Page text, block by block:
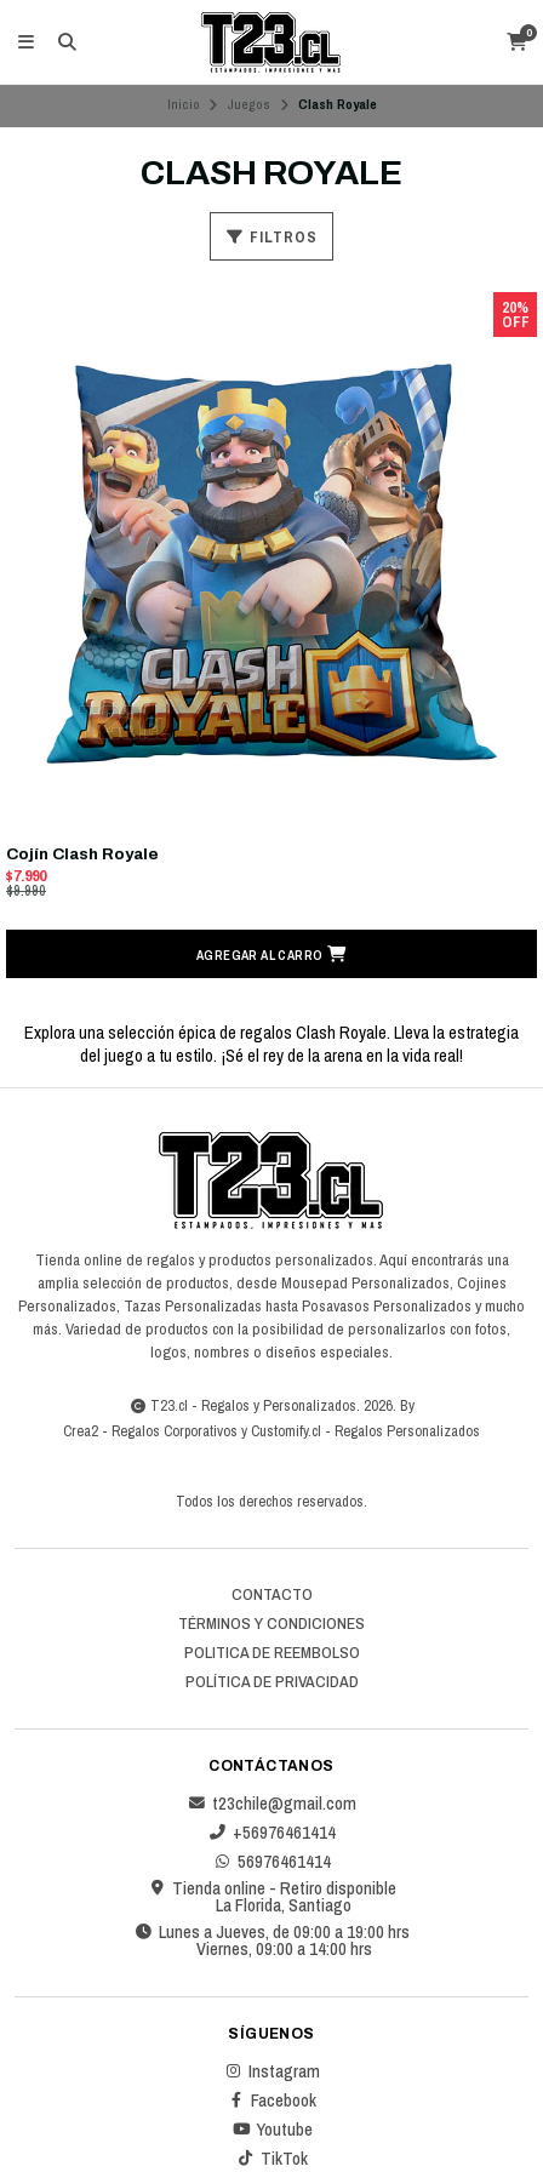
0
Inicio Juegos Clash Royale
CLASH ROYALE
FILTROS
20%
OFF
Cojín Clash Royale
$7.990
$9.990
AGREGAR AL CARRO
Explora una selección épica de regalos Clash Royale. Lleva la estrategia
del juego a tu estilo. ¡Sé el rey de la arena en la vida real!
Tienda online de regalos y productos personalizados. Aquí encontrarás una
amplia selección de productos, desde Mousepad Personalizados, Cojines
Personalizados, Tazas Personalizadas hasta Posavasos Personalizados y mucho
más. Variedad de productos con la posibilidad de personalizarlos con fotos,
logos, nombres o diseños especiales.
T23.cl - Regalos y Personalizados. 2026. By
Crea2 - Regalos Corporativos y Customify.cl - Regalos Personalizados
Todos los derechos reservados.
CONTACTO
TÉRMINOS Y CONDICIONES
POLITICA DE REEMBOLSO
POLÍTICA DE PRIVACIDAD
CONTÁCTANOS
t23chile@gmail.com
+56976461414
56976461414
Tienda online - Retiro disponible
La Florida, Santiago
Lunes a Jueves, de 09:00 a 19:00 hrs
Viernes, 09:00 a 14:00 hrs
SÍGUENOS
Instagram
Facebook
Youtube
TikTok